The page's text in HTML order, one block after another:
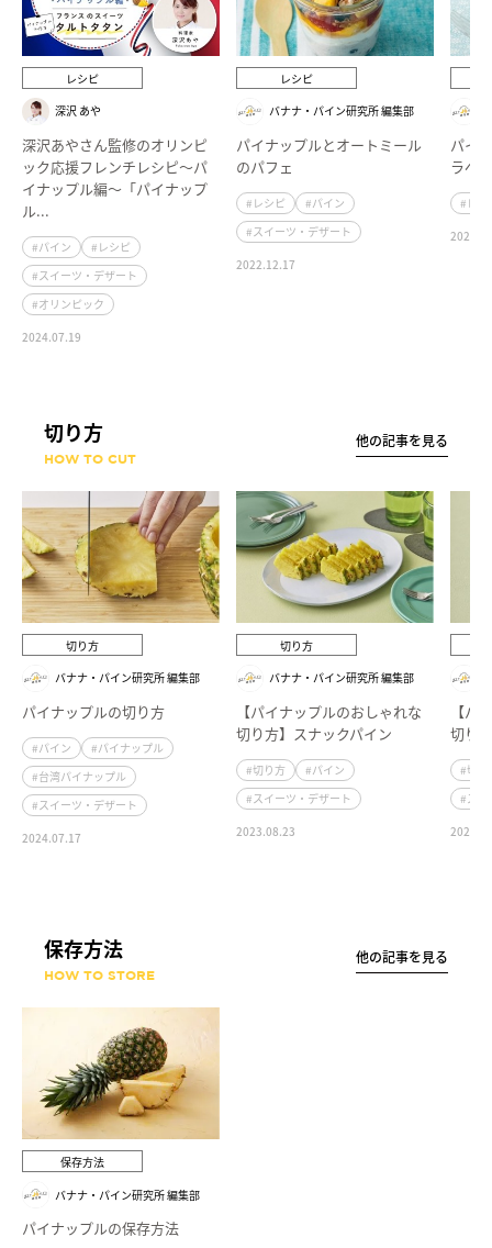
レシピ
深沢 あや
深沢あやさん監修のオリンピ
ック応援フレンチレシピ〜パ
イナップル編〜「パイナップ
ル...
#パイン
#レシピ
#スイーツ・デザート
#オリンピック
2024.07.19
レシピ
バナナ・パイン研究所 編集部
パイナップルとオートミール
のパフェ
#レシピ
#パイン
#スイーツ・デザート
2022.12.17
パイ
ラぺ
#レシ
切り方
HOW TO CUT
他の記事を見る
切り方
バナナ・パイン研究所 編集部
パイナップルの切り方
#パイン
#パイナップル
#台湾パイナップル
#スイーツ・デザート
2024.07.17
切り方
バナナ・パイン研究所 編集部
【パイナップルのおしゃれな
切り方】スナックパイン
#切り方
#パイン
#スイーツ・デザート
2023.08.23
【パ
切り
#切り
#スイ
保存方法
HOW TO STORE
他の記事を見る
保存方法
バナナ・パイン研究所 編集部
パイナップルの保存方法